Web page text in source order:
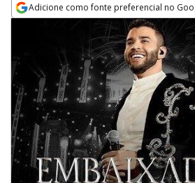
Adicione como fonte preferencial no
Opens in new window